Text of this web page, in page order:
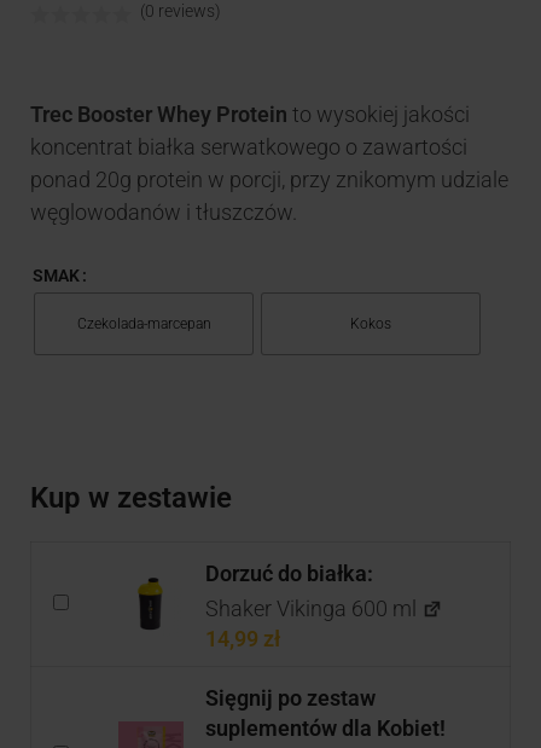
(0 reviews)
Trec Booster Whey Protein to wysokiej jakości
koncentrat białka serwatkowego o zawartości
ponad 20g protein w porcji, przy znikomym udziale
węglowodanów i tłuszczów.
SMAK
Czekolada-marcepan Kokos
Kup w zestawie
Dorzuć do białka:
Shaker Vikinga 600 ml
14,99 zł
Sięgnij po zestaw
suplementów dla Kobiet!